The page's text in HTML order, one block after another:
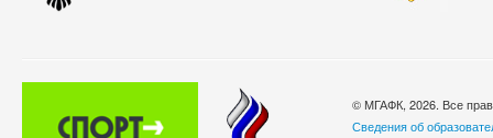
© МГАФК, 2026. Все
Сведения об